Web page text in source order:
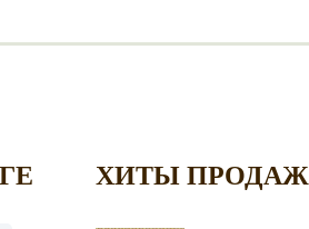
ХИТЫ ПРОДАЖ